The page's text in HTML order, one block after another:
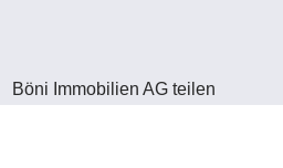
Böni Immobilien AG teilen